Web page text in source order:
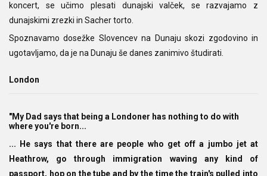
koncert, se učimo plesati dunajski valček, se razvajamo z
dunajskimi zrezki in Sacher torto.
Spoznavamo dosežke Slovencev na Dunaju skozi zgodovino in
ugotavljamo, da je na Dunaju še danes zanimivo študirati.
London
"My Dad says that being a Londoner has nothing to do with
where you're born...
... He says that there are people who get off a jumbo jet at
Heathrow, go through immigration waving any kind of
passport, hop on the tube and by the time the train's pulled into